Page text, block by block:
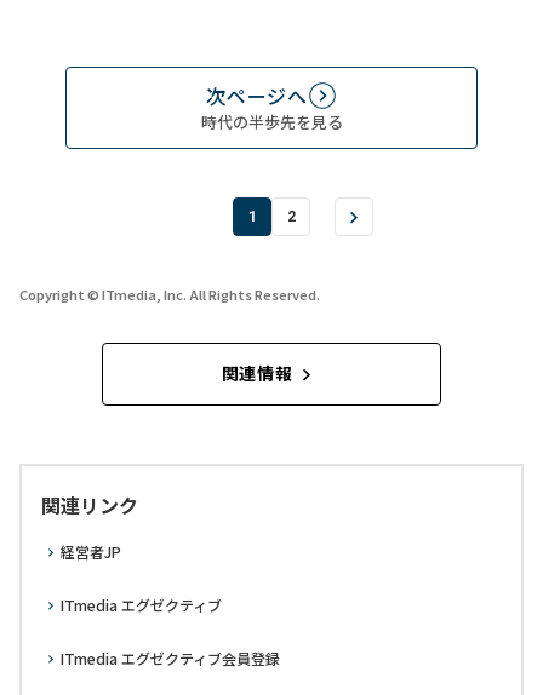
次ページへ
時代の半歩先を見る
1 2
Copyright © ITmedia, Inc. All Rights Reserved.
関連情報
関連リンク
経営者JP
ITmedia エグゼクティブ
ITmedia エグゼクティブ会員登録